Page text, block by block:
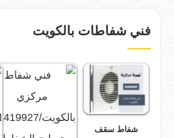
فني شفاطات بالكويت
شفاط سقف